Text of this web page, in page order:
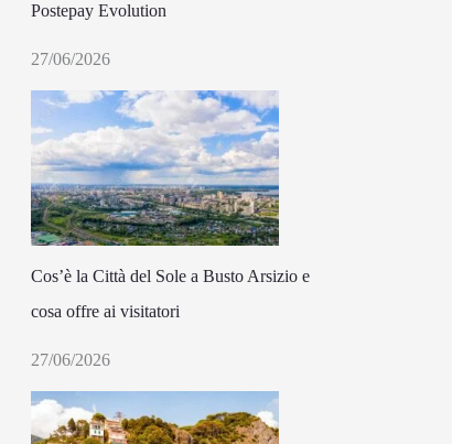
Postepay Evolution
27/06/2026
Cos’è la Città del Sole a Busto Arsizio e
cosa offre ai visitatori
27/06/2026